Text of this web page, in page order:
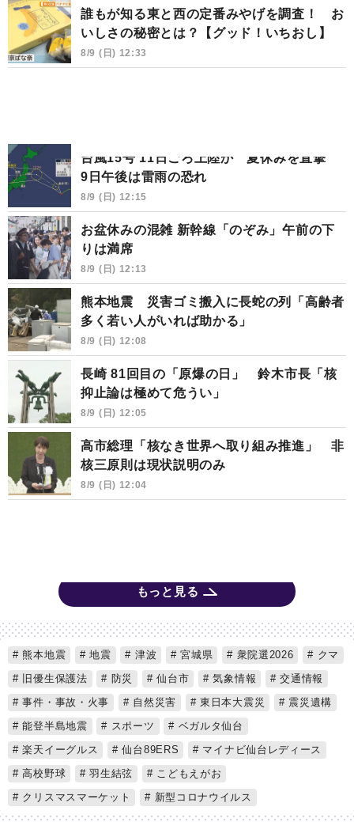
誰もが知る東と西の定番みやげを調査！ お
いしさの秘密とは？【グッド！いちおし】
8/9 (日) 12:33
台風15号 11日ごろ上陸か 夏休みを直撃
9日午後は雷雨の恐れ
8/9 (日) 12:15
お盆休みの混雑 新幹線「のぞみ」午前の下
りは満席
8/9 (日) 12:13
熊本地震 災害ゴミ搬入に長蛇の列「高齢者
多く若い人がいれば助かる」
8/9 (日) 12:08
長崎 81回目の「原爆の日」 鈴木市長「核
抑止論は極めて危うい」
8/9 (日) 12:05
高市総理「核なき世界へ取り組み推進」 非
核三原則は現状説明のみ
8/9 (日) 12:04
もっと見る
熊本地震 地震 津波 宮城県 衆院選2026
クマ
旧優生保護法
防災 仙台市 気象情報
交通情報
事件・事故・火事
自然災害 東日本大震災
震災遺構
能登半島地震
スポーツ
ベガルタ仙台
楽天イーグルス
仙台89ERS
マイナビ仙台レディース
高校野球
羽生結弦
こどもえがお
クリスマスマーケット
新型コロナウイルス